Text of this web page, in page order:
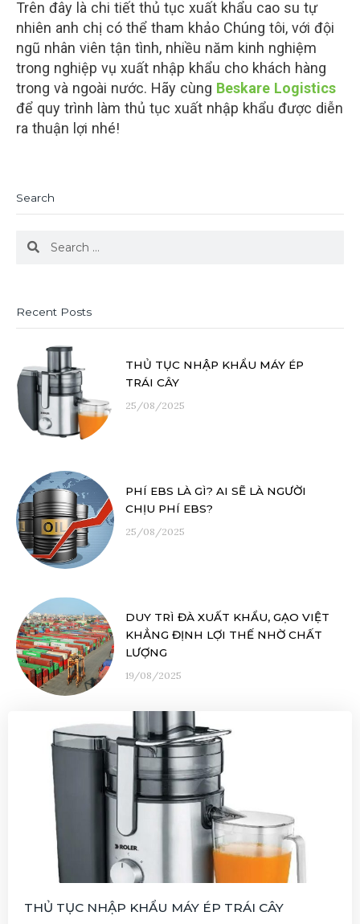
Trên đây là chi tiết thủ tục xuất khẩu cao su tự
nhiên anh chị có thể tham khảo Chúng tôi, với đội
ngũ nhân viên tận tình, nhiều năm kinh nghiệm
trong nghiệp vụ xuất nhập khẩu cho khách hàng
trong và ngoài nước. Hãy cùng Beskare Logistics
để quy trình làm thủ tục xuất nhập khẩu được diễn
ra thuận lợi nhé!
Search
Search
Recent Posts
THỦ TỤC NHẬP KHẨU MÁY ÉP
TRÁI CÂY
25/08/2025
PHÍ EBS LÀ GÌ? AI SẼ LÀ NGƯỜI
CHỊU PHÍ EBS?
25/08/2025
DUY TRÌ ĐÀ XUẤT KHẨU, GẠO VIỆT
KHẲNG ĐỊNH LỢI THẾ NHỜ CHẤT
LƯỢNG
19/08/2025
THỦ TỤC NHẬP KHẨU MÁY ÉP TRÁI CÂY